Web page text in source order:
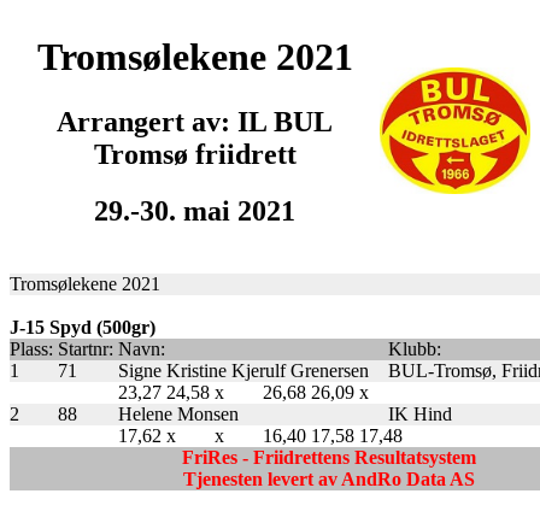
Tromsølekene 2021
Arrangert av: IL BUL
Tromsø friidrett
29.-30. mai 2021
Tromsølekene 2021
J-15 Spyd (500gr)
Plass: Startnr: Navn:
Klubb:
1
71 Signe Kristine Kjerulf Grenersen
BUL-Tromsø,
23,27 24,58 x 26,68 26,09 x
2
88 Helene Monsen
IK Hind
17,62 x x 16,40 17,58 17,48
FriRes - Friidrettens Resultatsystem
Tjenesten levert av AndRo Data AS